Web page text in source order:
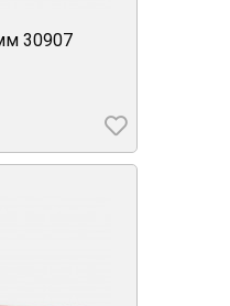
30907